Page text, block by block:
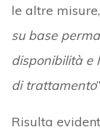
le altre
su base
disponibilità e
di trattamento
Risulta